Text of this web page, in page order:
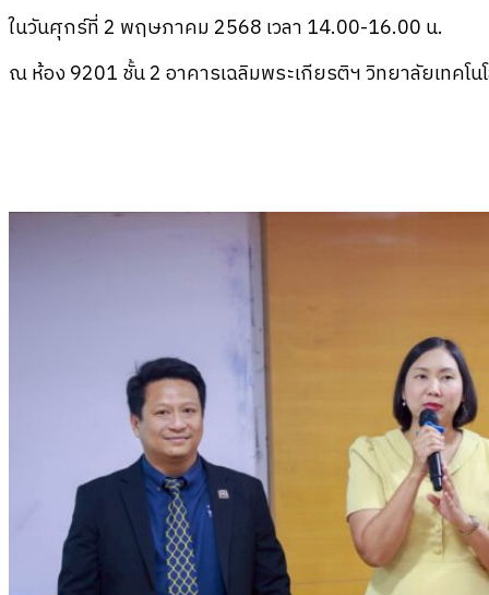
ในวันศุกร์ที่ 2 พฤษภาคม 2568 เวลา 14.00-16.00 น.
ณ ห้อง 9201 ชั้น 2 อาคารเฉลิมพระเกียรติฯ วิทยาลัยเทคโ